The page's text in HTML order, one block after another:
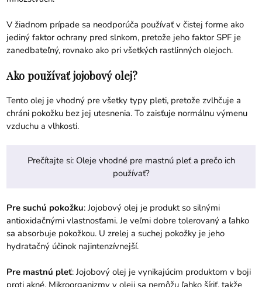
V žiadnom prípade sa neodporúča používať v čistej forme ako
jediný faktor ochrany pred slnkom, pretože jeho faktor SPF je
zanedbateľný, rovnako ako pri všetkých rastlinných olejoch.
Ako používať jojobový olej?
Tento olej je vhodný pre všetky typy pleti, pretože zvlhčuje a
chráni pokožku bez jej utesnenia. To zaisťuje normálnu výmenu
vzduchu a vlhkosti.
Prečítajte si: Oleje vhodné pre mastnú pleť a prečo ich
používať?
Pre suchú pokožku: Jojobový olej je produkt so silnými
antioxidačnými vlastnosťami. Je veľmi dobre tolerovaný a ľahko
sa absorbuje pokožkou. U zrelej a suchej pokožky je jeho
hydratačný účinok najintenzívnejší.
Pre mastnú pleť: Jojobový olej je vynikajúcim produktom v boji
proti akné. Mikroorganizmy v oleji sa nemôžu ľahko šíriť, takže